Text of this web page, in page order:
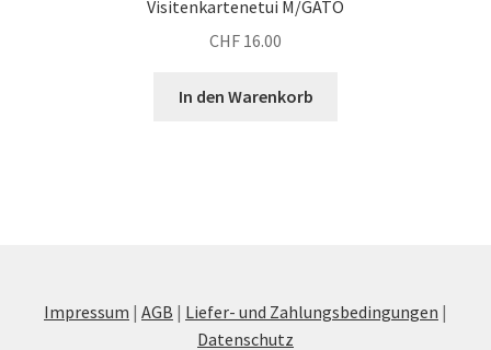
Visitenkartenetui M/GATO
CHF 16.00
In den Warenkorb
Impressum | AGB | Liefer- und Zahlungsbedingungen |
Datenschutz